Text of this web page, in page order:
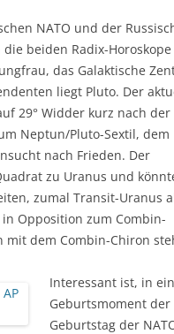
NATO und der
beiden Radix-Horoskope
das Galaktische
liegt Pluto. Der
29° Widder kurz nach der
Neptun/Pluto-Sextil, dem
nach Frieden. Der
zu Uranus und
zumal Transit-Uranus
Opposition zum Combin-
dem Combin-Chiron
Interessant ist, in
Geburtsmoment
Geburtstag der